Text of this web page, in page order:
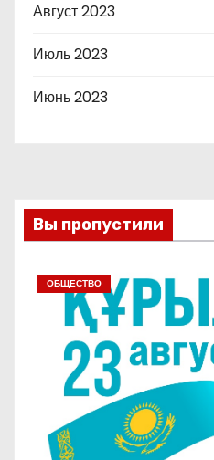
Август 2023
Июль 2023
Июнь 2023
Вы пропустили
ОБЩЕСТВО